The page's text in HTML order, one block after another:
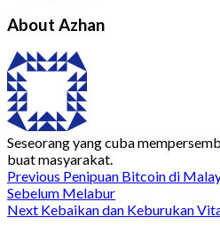
About Azhan
Seseorang yang cuba
buat masyarakat.
Previous Penipuan Bitcoin di
Sebelum Melabur
Next Kebaikan dan Keburukan